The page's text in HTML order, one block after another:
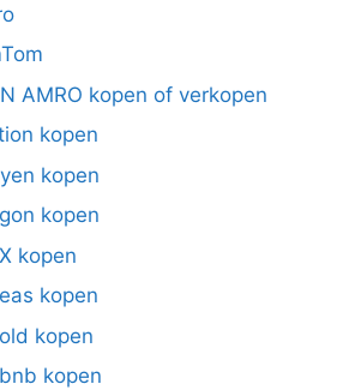
AMRO kopen of verkopen
kopen
kopen
kopen
kopen
kopen
kopen
kopen